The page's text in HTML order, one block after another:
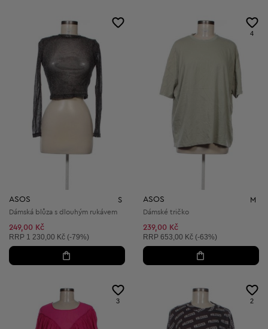
ASOS S
Dámská blůza s dlouhým rukávem
249,00 Kč
Doporučená cena:
RRP 1 230,00 Kč (-79%)
4
ASOS M
Dámské tričko
239,00 Kč
Doporučená cena:
RRP 653,00 Kč (-63%)
3 2